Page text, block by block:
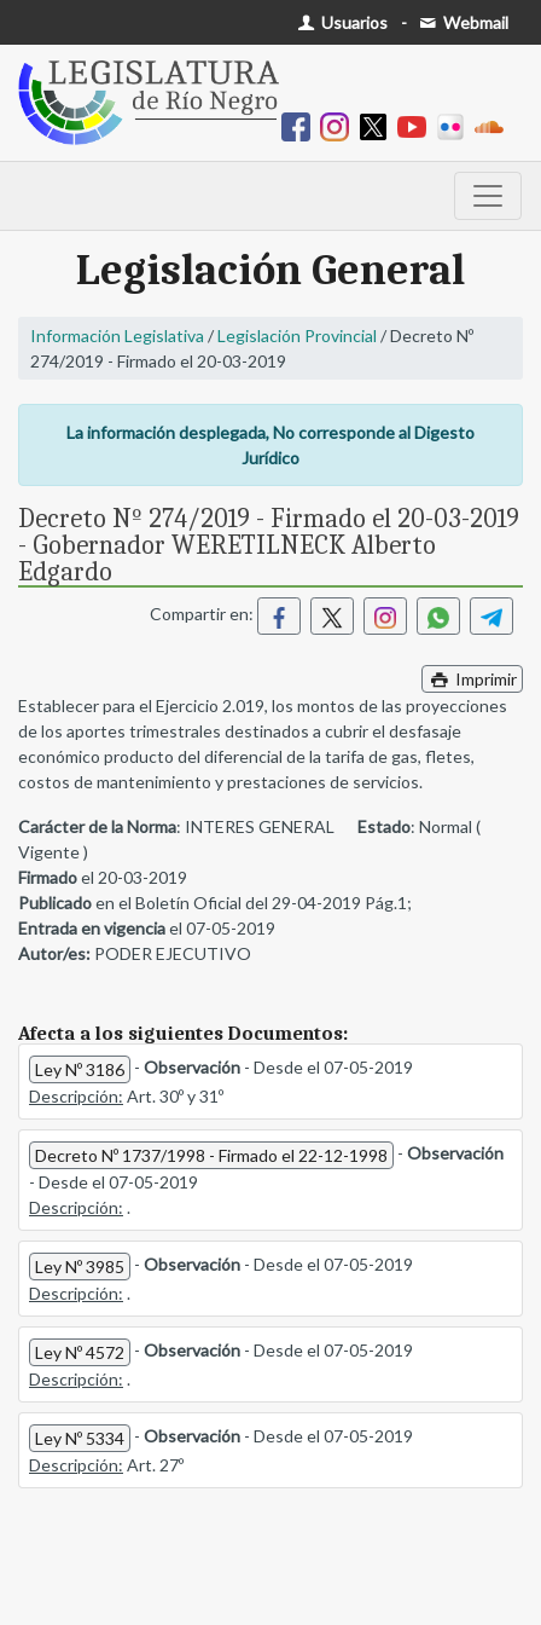
Usuarios - Webmail
Legislación General
Información Legislativa /Legislación Provincial / Decreto Nº
274/2019 - Firmado el 20-03-2019
La información desplegada, No corresponde al Digesto
Jurídico
Decreto Nº 274/2019 - Firmado el 20-03-2019
- Gobernador WERETILNECK Alberto
Edgardo
Compartir en:
Imprimir
Establecer para el Ejercicio 2.019, los montos de las proyecciones
de los aportes trimestrales destinados a cubrir el desfasaje
económico producto del diferencial de la tarifa de gas, fletes,
costos de mantenimiento y prestaciones de servicios.
Carácter de la Norma: INTERES GENERAL Estado: Normal (
Vigente )
Firmadoel 20-03-2019
Publicadoen el Boletín Oficial del 29-04-2019 Pág.1;
Entrada en vigenciael 07-05-2019
Autor/es: PODER EJECUTIVO
Afecta a los siguientes Documentos:
Ley Nº 3186 - Observación - Desde el 07-05-2019
Descripción: Art. 30º y 31º
Decreto Nº 1737/1998 - Firmado el 22-12-1998 - Observación
- Desde el 07-05-2019
Descripción: .
Ley Nº 3985 - Observación - Desde el 07-05-2019
Descripción: .
Ley Nº 4572 - Observación - Desde el 07-05-2019
Descripción: .
Ley Nº 5334 - Observación - Desde el 07-05-2019
Descripción: Art. 27º